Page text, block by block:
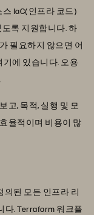
IaC(인프라 코드)
록 지원합니다. 하
필요하지 않으면 어
에 있습니다. 오용
고, 목적, 실행 및 모
율적이며 비용이 많
의된 모든 인프라 리
다. Terraform 워크플